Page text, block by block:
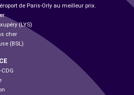
de Paris-Orly au meilleur prix.
(LYS)
cher
(BSL)